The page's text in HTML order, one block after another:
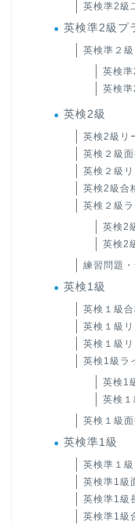
英検準2級
英検準2級プ
英検準２
英検準
英検
英検2級
英検2級リ
英検２級
英検２級
英検2級合
英検２級
英検2
英検2
練習問題
英検1級
英検１級
英検１級
英検１級
英検1級ラ
英検1
英検
英検１級
英検準1級
英検準１
英検準1級
英検準1級
英検準1級